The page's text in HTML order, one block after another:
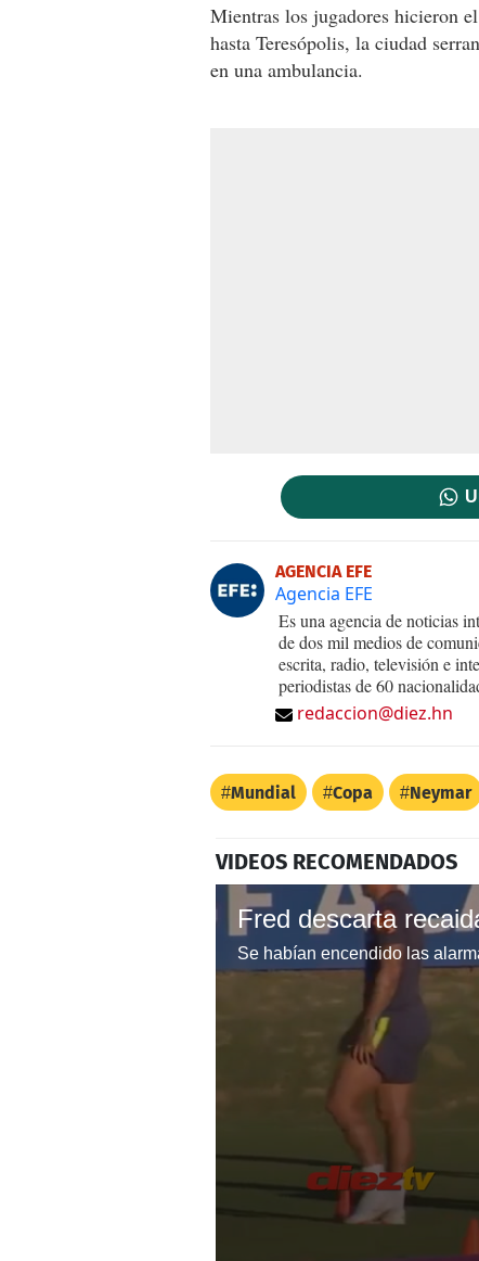
Mientras los jugadores hicieron
hasta Teresópolis, la ciudad
en una ambulancia.
AGENCIA EFE
Agencia EFE
Es una agencia de noticias
de dos mil medios de
escrita, radio, televisión e
periodistas de 60
redaccion@diez.hn
Mundial Copa Neymar
VIDEOS RECOMENDADOS